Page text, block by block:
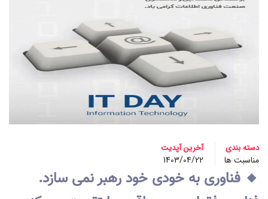
دسته بندی
مناسبت ها
آخرین آپدیت
1403/04/22
🔸 فناوری به خودی خود رهبر نمی سازد.